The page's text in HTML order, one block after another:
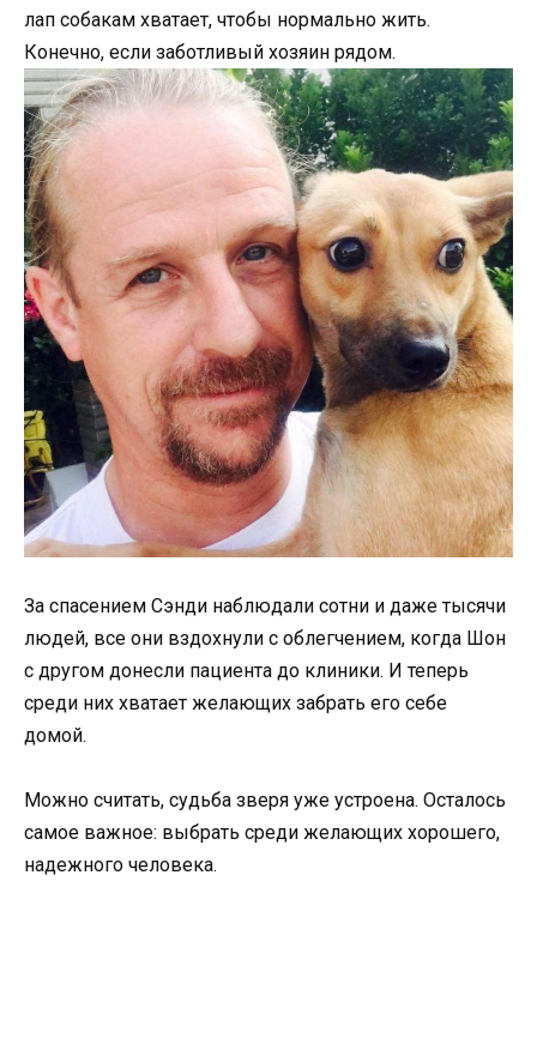
лап собакам хватает, чтобы нормально жить.
Конечно, если заботливый хозяин рядом.
За спасением Сэнди наблюдали сотни и даже тысячи
людей, все они вздохнули с облегчением, когда Шон
с другом донесли пациента до клиники. И теперь
среди них хватает желающих забрать его себе
домой.
Можно считать, судьба зверя уже устроена. Осталось
самое важное: выбрать среди желающих хорошего,
надежного человека.